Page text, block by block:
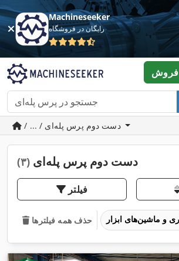
Machineseeker
رایگان در فروشگاه
فروش
/ ... / دست دوم پرس پله‌ای
دست دوم پرس پله‌ای (۳)
فیلتر
حذف همه فیلترها